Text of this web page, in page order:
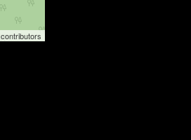
contributors